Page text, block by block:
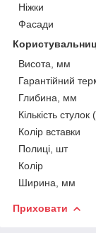
Ніжки
Фасади
Висота, мм
Гарантійний
Глибина, мм
Кількість
Колір вставки
Полиці, шт
Колір
Ширина, мм
Приховати